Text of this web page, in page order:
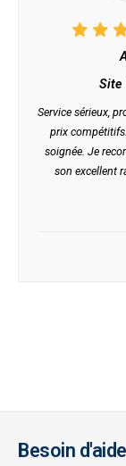
Site
Service sérieux,
prix
soignée. Je
son excellent
Besoin